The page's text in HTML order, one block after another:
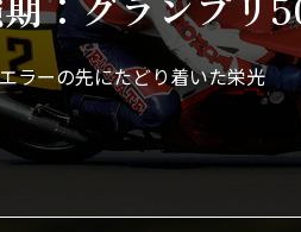
ラーの先にたどり着いた栄光